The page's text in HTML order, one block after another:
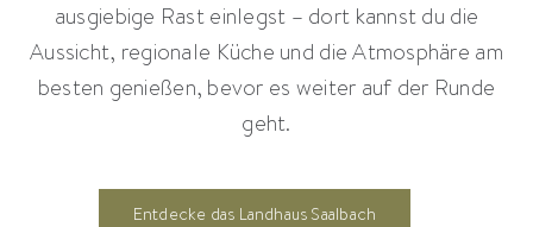
ausgiebige Rast einlegst – dort kannst du die
Aussicht, regionale Küche und die Atmosphäre am
besten genießen, bevor es weiter auf der Runde
geht.
Entdecke das Landhaus Saalbach